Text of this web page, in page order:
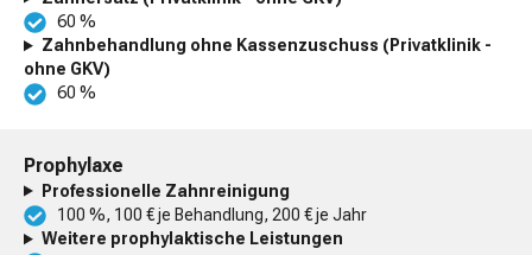
60 %
Zahnbehandlung ohne Kassenzuschuss (Privatklinik -
ohne GKV)
60 %
Prophylaxe
Professionelle Zahnreinigung
100 %, 100 € je Behandlung, 200 € je Jahr
Weitere prophylaktische Leistungen